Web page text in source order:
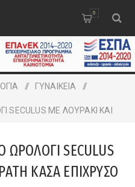
0
/ ΓΥΝΑΙΚΕΙA /
SECULUS ΜΕ ΛΟΥΡΑΚΙ ΚΑΙ
ΩΡΟΛΟΓΙ SECULUS
ΚΑΣΑ ΕΠΙΧΡΥΣΟ